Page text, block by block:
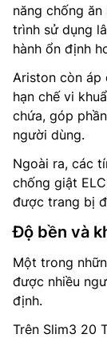
năng chống
trình sử dụng
hành ổn định
Ariston còn áp
hạn chế vi
chứa, góp
người dùng.
Ngoài ra, các
chống giật
được trang bị
Độ bền và
Một trong
được nhiều
định.
Trên Slim3 20